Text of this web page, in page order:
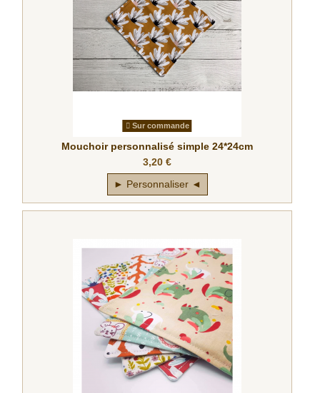
Sur commande
Mouchoir personnalisé simple 24*24cm
3,20 €
► Personnaliser ◄